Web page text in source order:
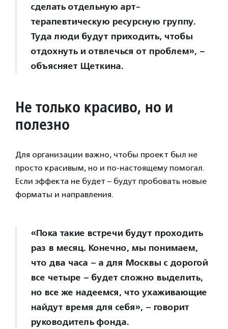
сделать отдельную арт-
терапевтическую ресурсную группу.
Туда люди будут приходить, чтобы
отдохнуть и отвлечься от проблем», –
объясняет Щеткина.
Не только красиво, но и
полезно
Для организации важно, чтобы проект был не
просто красивым, но и по-настоящему помогал.
Если эффекта не будет – будут пробовать новые
форматы и направления.
«Пока такие встречи будут проходить
раз в месяц. Конечно, мы понимаем,
что два часа – а для Москвы с дорогой
все четыре – будет сложно выделить,
но все же надеемся, что ухаживающие
найдут время для себя», – говорит
руководитель фонда.